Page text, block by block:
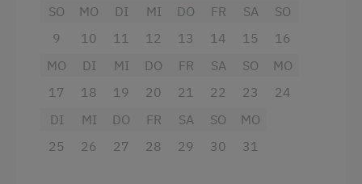
Spülmaschine, Kühlschrank, Toaster,
Küchenausstattung. Vom charmanten
Südbalkon aus schweift Ihr Blick über unseren
idyllischen Hof und die atemberaubende
Morgenstunden oder laue Abende.
SO
9
MO
10
DI
11
MI
12
DO
13
FR
14
SA
15
SO
16
MO
17
DI
18
MI
19
DO
20
FR
21
SA
22
SO
23
MO
24
DI
25
MI
26
DO
27
FR
28
SA
29
SO
30
MO
31